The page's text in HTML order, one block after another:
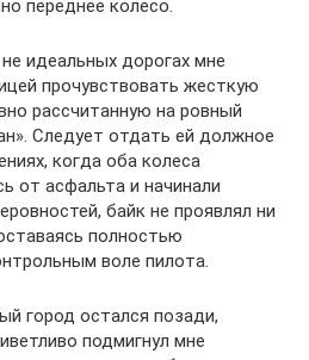
переднее колесо.
идеальных дорогах мне
прочувствовать жесткую
рассчитанную на ровный
Следует отдать ей должное
когда оба колеса
от асфальта и начинали
байк не проявлял ни
полностью
воле пилота.
город остался позади,
подмигнул мне